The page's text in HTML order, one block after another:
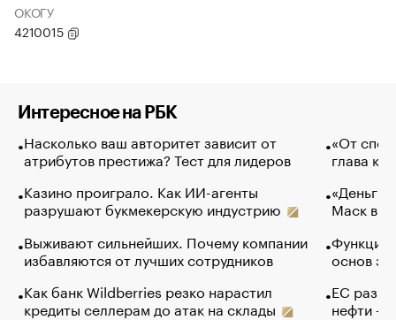
ОКОГУ
4210015
Интересное на РБК
Насколько ваш авторитет зависит от
атрибутов престижа? Тест для лидеров
Казино проиграло. Как ИИ-агенты
разрушают букмекерскую индустрию
Выживают сильнейших. Почему компании
избавляются от лучших сотрудников
Как банк Wildberries резко нарастил
кредиты селлерам до атак на склады
«От
глава
«Деньги
Маск в
Функции
основ
ЕС
нефти —